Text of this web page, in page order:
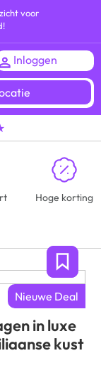
voor
Inloggen
Hoge korting
Nieuwe Deal
in luxe
kust